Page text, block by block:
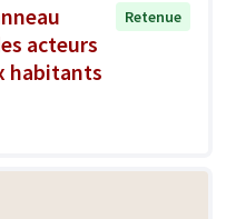
acteurs
habitants
Retenue